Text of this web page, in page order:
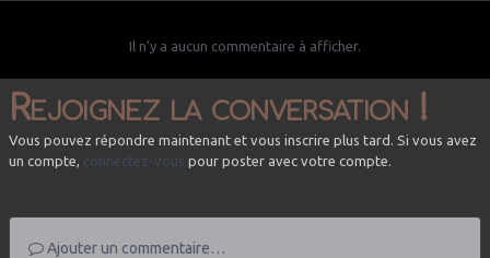
Il n’y a aucun commentaire à afficher.
Rejoignez la conversation !
Vous pouvez répondre maintenant et vous inscrire plus tard. Si vous avez
un compte, connectez-vous pour poster avec votre compte.
Ajouter un commentaire…